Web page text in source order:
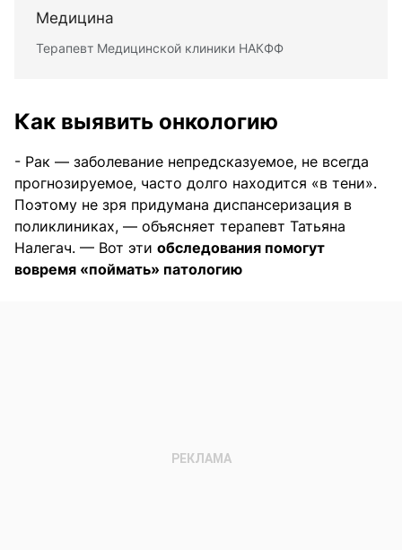
Медицина
Терапевт Медицинской клиники НАКФФ
Как выявить онкологию
- Рак — заболевание непредсказуемое, не всегда
прогнозируемое, часто долго находится «в тени».
Поэтому не зря придумана диспансеризация в
поликлиниках, — объясняет терапевт Татьяна
Налегач. — Вот эти обследования помогут
вовремя «поймать» патологию